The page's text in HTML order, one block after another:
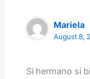
Mariela
August 8,
Si hermano si